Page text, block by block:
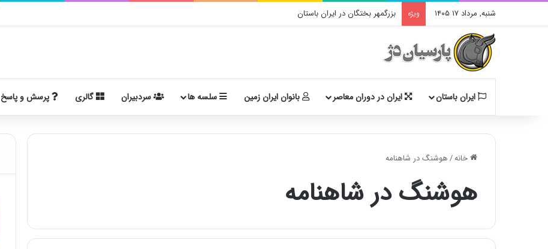
شنبه, مرداد ۱۷ ۱۴۰۵ ویژه بزرگمهر بختگان در ایران باستان
ایران باستان ایران در دوران معاصر بانوان ایران زمین سلسه ها سردبیران گالری پرسش و پاسخ
خانه/هوشنگ در شاهنامه
هوشنگ در شاهنامه